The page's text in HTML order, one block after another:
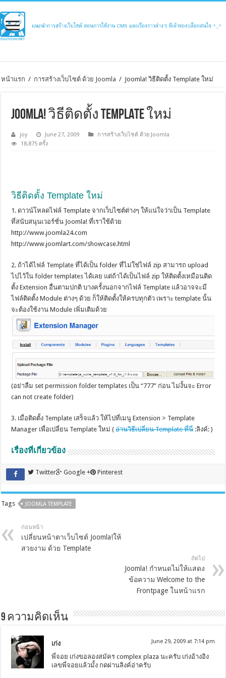
หน้าแรก / การสร้างเว็บไซต์ ด้วย Joomla / Joomla! วิธีติดตั้ง Template ใหม่
Joomla! วิธีติดตั้ง Template ใหม่
joy June 27, 2009
การสร้างเว็บไซต์ ด้วย Joomla
18,875 ครั้ง
วิธีติดตั้ง Template ใหม่
1. ดาวน์โหลดไฟล์ Template จากเว็บไซต์ต่างๆ ให้แน่ใจว่าเป็น Template
ที่สนับสนุนเวอร์ชั่น Joomla! ที่เราใช้ด้วย
http://www.joomla24.com
http://www.joomlart.com/showcase.html
2. ถ้าได้ไฟล์ Template ที่ได้เป็น folder ที่ไม่ใช่ไฟล์ zip สามารถ upload
ไปไว้ใน folder templates ได้เลย แต่ถ้าได้เป็นไฟล์ zip ให้ติดตั้งเหมือนติด
ตั้ง Extension อื่นตามปกติ บางครั้งนอกจากไฟล์ Template แล้วอาจจะมี
ไฟล์ติดตั้ง Module ต่างๆ ด้วย ก็ให้ติดตั้งให้ครบทุกตัว เพราะ template นั้น
จะต้องใช้งาน Module เพิ่มเติมด้วย
(อย่าลืม set permission folder templates เป็น “777” ก่อน ไม่งั้นจะ Error
can not create folder)
3. เมื่อติดตั้ง Template เสร็จแล้ว ให้ไปที่เมนู Extension > Template
Manager เพื่อเปลี่ยน Template ใหม่ (อ่านวิธีเปลี่ยน Template ที่นี่:ลิงค์: )
เรื่องที่เกี่ยวข้อง
Twitter Google + Pinterest
Tags JOOMLA TEMPLATE
ก่อนหน้า
เปลี่ยนหน้าตาเว็บไซต์ Joomla!ให้
สวยงาม ด้วย Template
ถัดไป
Joomla! กำหนดไม่ให้แสดง
ข้อความ Welcome to the
Frontpage ในหน้าแรก
9 ความคิดเห็น
เก่ง June 29, 2009 at 7:14 pm
พี่จอย เก่งขอลองสมัคร complex plaza นะครับ เก่งอ้างอิง
เลขพี่จอยแล้วมั้ง กดผ่านลิงค์อ่าครับ